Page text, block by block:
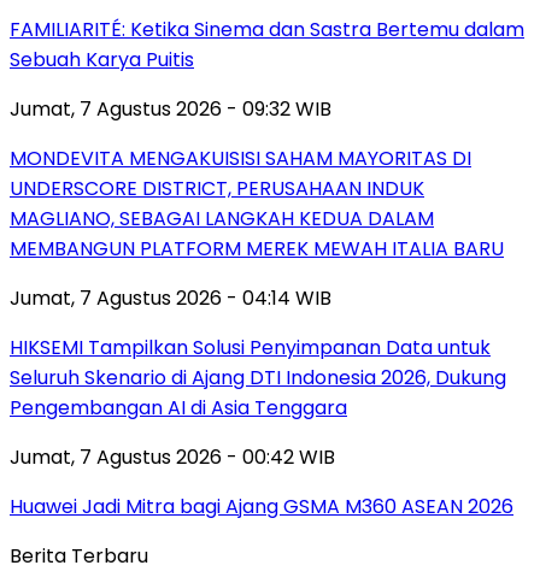
FAMILIARITÉ: Ketika Sinema dan Sastra Bertemu dalam
Sebuah Karya Puitis
Jumat, 7 Agustus 2026 - 09:32 WIB
MONDEVITA MENGAKUISISI SAHAM MAYORITAS DI
UNDERSCORE DISTRICT, PERUSAHAAN INDUK
MAGLIANO, SEBAGAI LANGKAH KEDUA DALAM
MEMBANGUN PLATFORM MEREK MEWAH ITALIA BARU
Jumat, 7 Agustus 2026 - 04:14 WIB
HIKSEMI Tampilkan Solusi Penyimpanan Data untuk
Seluruh Skenario di Ajang DTI Indonesia 2026, Dukung
Pengembangan AI di Asia Tenggara
Jumat, 7 Agustus 2026 - 00:42 WIB
Huawei Jadi Mitra bagi Ajang GSMA M360 ASEAN 2026
Berita Terbaru